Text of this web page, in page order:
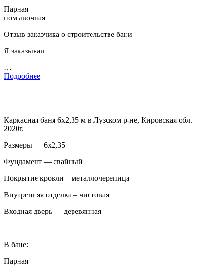
Парная
помывочная
Отзыв заказчика о строительстве бани
Я заказывал
…
Подробнее
Каркасная баня 6х2,35 м в Лузском р-не, Кировская обл.
2020г.
Размеры — 6х2,35
Фундамент — свайный
Покрытие кровли – металлочерепица
Внутренняя отделка – чистовая
Входная дверь — деревянная
В бане:
Парная